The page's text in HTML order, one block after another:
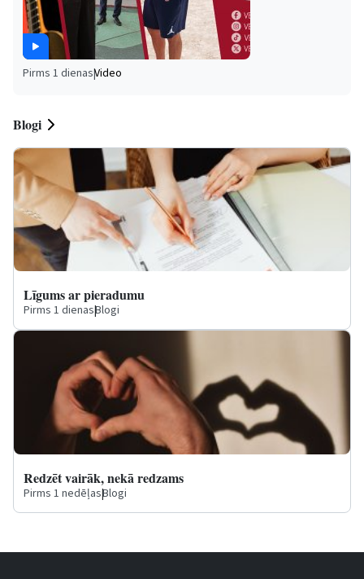
Pirms 1 dienas|Video
Blogi
Līgums ar pieradumu
Pirms 1 dienas|Blogi
Redzēt vairāk, nekā redzams
Pirms 1 nedēļas|Blogi